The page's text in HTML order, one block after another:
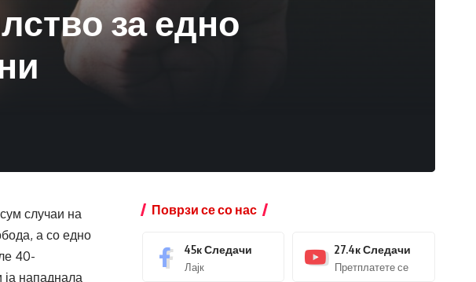
за едно
случаи на
а со едно
40-
ја нападнала
Поврзи се со нас
45кСледачи
Лајк
27.4кСледачи
Претплатете се